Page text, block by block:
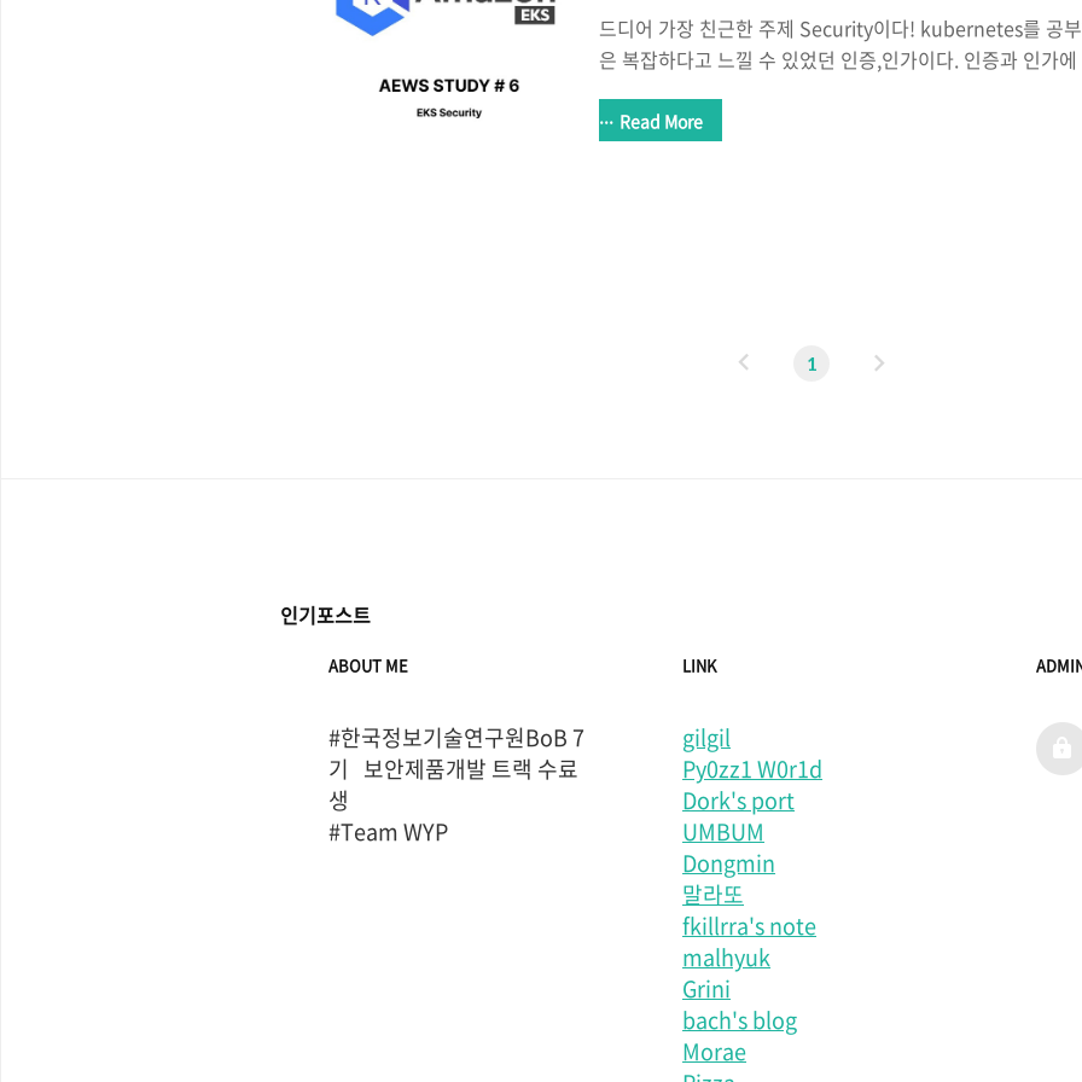
드디어 가장 친근한 주제 Security이다! kubernetes를 공
은 복잡하다고 느낄 수 있었던 인증,인가이다. 인증과 인가
kubernetes인 EKS에서 인증과 인가는 하나의 플랫폼에서
Read More
1
다
인기포스트
ABOUT ME
#한국정보기술연구원BoB 7
기   보안제품개발 트랙 수료
생
#Team WYP
LINK
gilgil
Py0zz1 W0r1d
Dork's port
UMBUM
Dongmin
말라또
fkillrra's note
malhyuk
Grini
bach's blog
Morae